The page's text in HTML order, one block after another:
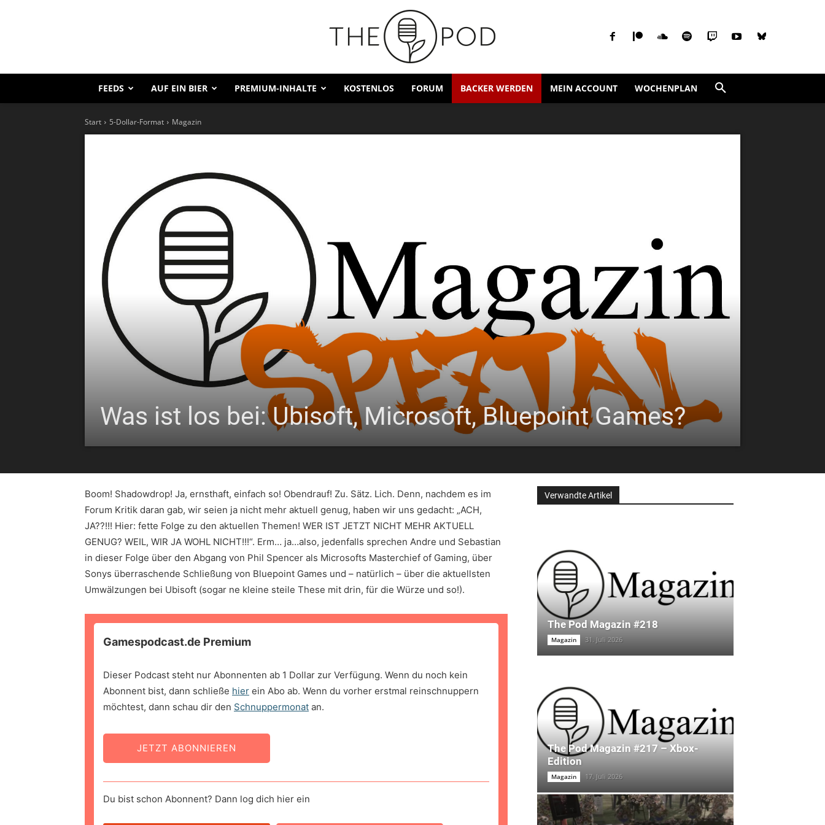
FEEDS AUF EIN BIER PREMIUM-INHALTE KOSTENLOS FORUM BACKER WERDEN MEIN ACCOUNT WOCHENPLAN
Start 5-Dollar-Format Magazin
Was ist los bei: Ubisoft, Microsoft, Bluepoint Games?
Boom! Shadowdrop! Ja, ernsthaft, einfach so! Obendrauf! Zu. Sätz. Lich. Denn, nachdem es im
Forum Kritik daran gab, wir seien ja nicht mehr aktuell genug, haben wir uns gedacht: „ACH,
JA??!!! Hier: fette Folge zu den aktuellen Themen! WER IST JETZT NICHT MEHR AKTUELL
GENUG? WEIL, WIR JA WOHL NICHT!!!“. Erm… ja…also, jedenfalls sprechen Andre und Sebastian
in dieser Folge über den Abgang von Phil Spencer als Microsofts Masterchief of Gaming, über
Sonys überraschende Schließung von Bluepoint Games und – natürlich – über die aktuellsten
Umwälzungen bei Ubisoft (sogar ne kleine steile These mit drin, für die Würze und so!).
Gamespodcast.de Premium
Dieser Podcast steht nur Abonnenten ab 1 Dollar zur Verfügung. Wenn du noch kein
Abonnent bist, dann schließe hier ein Abo ab. Wenn du vorher erstmal reinschnuppern
möchtest, dann schau dir den Schnuppermonat an.
JETZT ABONNIEREN
Du bist schon Abonnent? Dann log dich hier ein
Verwandte Artikel
The Pod Magazin #218
Magazin 31. Juli 2026
The Pod Magazin #217 – Xbox-
Edition
Magazin 17. Juli 2026